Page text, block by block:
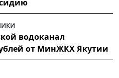
водоканал
от МинЖКХ Якутии